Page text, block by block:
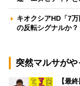
キオクシアHD「7
の反転シグナルか
突然マルサがや
【最